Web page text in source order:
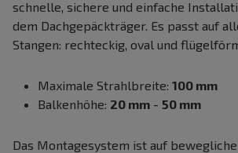
schnelle, sichere und einfache
dem Dachgepäckträger. Es passt auf
Stangen: rechteckig, oval und
Maximale Strahlbreite: 100 mm
Balkenhöhe: 20 mm - 50 mm
Das Montagesystem ist auf